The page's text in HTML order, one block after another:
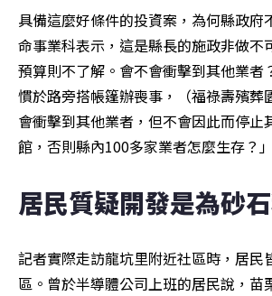
具備這麼好條件的投資案，為何縣政府
命事業科表示，這是縣長的施政非做不
預算則不了解。會不會衝擊到其他業者
慣於路旁搭帳篷辦喪事，（福祿壽殯葬
會衝擊到其他業者，但不會因此而停止
館，否則縣內100多家業者怎麼生存？」
居民質疑開發是為砂
記者實際走訪龍坑里附近社區時，居民
區。曾於半導體公司上班的居民說，苗